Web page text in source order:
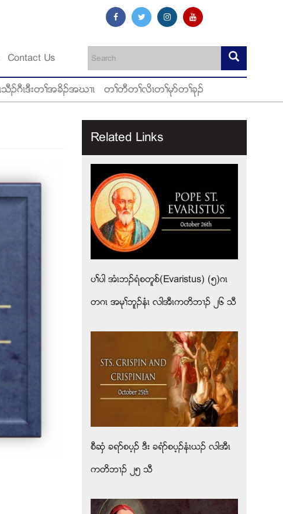
Contact Us
ဥဂီၚဒီးတႈအခိဥအဃ႕ၚ တႈတီတႈလိၚတႈမုဏတႈခုဥ
Related Links
ပႈပါ အံၚဘဥရံစတူစ္(Evaristus) (၅)ဂၚ
တဂၚ အမုႈဘူဥနံၚ လါအီၚကတိဘ႕ဥ ၂၆ သီ
စီဆွံ ခရဏစပ့ဥ ဒီး ခရံဏစပ့ဥနံၚဎဥ လါအီၚ
ကတိဘ႕ဥ ၂၅ သီ